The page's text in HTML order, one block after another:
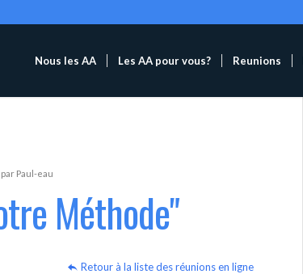
Nous les AA Les AA pour vous? Reunions
par Paul-eau
Méthode"
Retour à la liste des réunions en ligne